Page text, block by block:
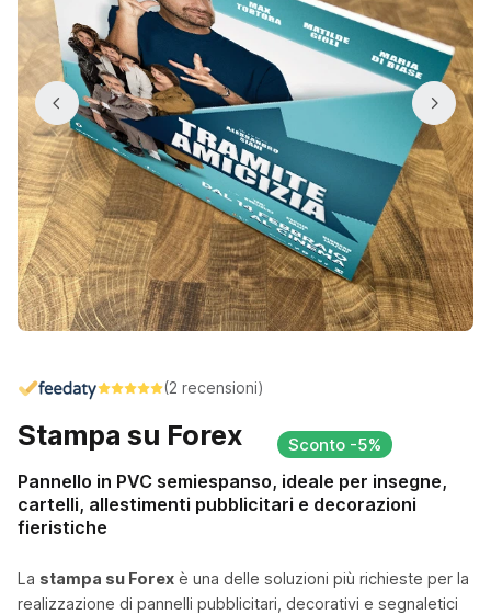
(2 recensioni)
Stampa su Forex Sconto -5%
Pannello in PVC semiespanso, ideale per insegne,
cartelli, allestimenti pubblicitari e decorazioni
fieristiche
La stampa su Forex è una delle soluzioni più richieste per la
realizzazione di pannelli pubblicitari, decorativi e segnaletici